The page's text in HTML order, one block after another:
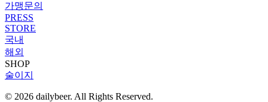
가맹문의
PRESS
STORE
국내
해외
SHOP
술이지
© 2026 dailybeer. All Rights Reserved.